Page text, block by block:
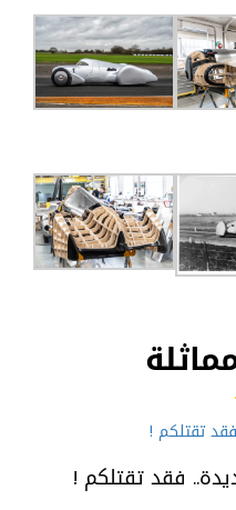
فقد تقتلكم !